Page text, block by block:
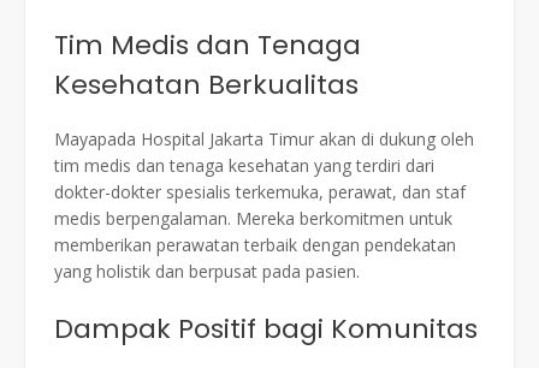
Tim Medis dan Tenaga
Kesehatan Berkualitas
Mayapada Hospital Jakarta Timur akan di dukung oleh
tim medis dan tenaga kesehatan yang terdiri dari
dokter-dokter spesialis terkemuka, perawat, dan staf
medis berpengalaman. Mereka berkomitmen untuk
memberikan perawatan terbaik dengan pendekatan
yang holistik dan berpusat pada pasien.
Dampak Positif bagi Komunitas